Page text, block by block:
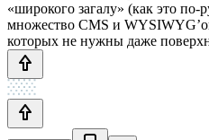
«широкого загалу» (как это по-
множество CMS и
которых не нужны даже